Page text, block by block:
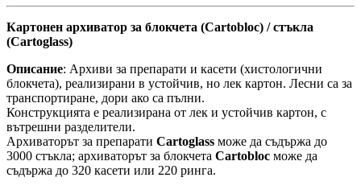
Картонен архиватор за блокчета (Cartobloc) / стъкла
(Cartoglass)
Описание: Архиви за препарати и касети (хистологични
блокчета), реализирани в устойчив, но лек картон. Лесни са за
транспортиране, дори ако са пълни.
Конструкцията е реализирана от лек и устойчив картон, с
вътрешни разделители.
Архиваторът за препарати Cartoglass може да съдържа до
3000 стъкла; архиваторът за блокчета Cartobloc може да
съдържа до 320 касети или 220 ринга.